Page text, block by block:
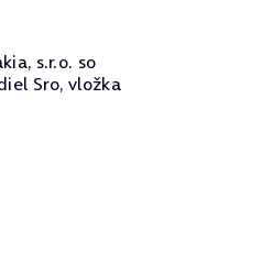
s.r.o. so
Sro, vložka